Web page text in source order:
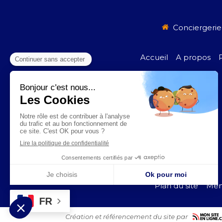
FR
Accueil A propos
Je prends rendez-vous
Plan du site
Création et référencement du site par